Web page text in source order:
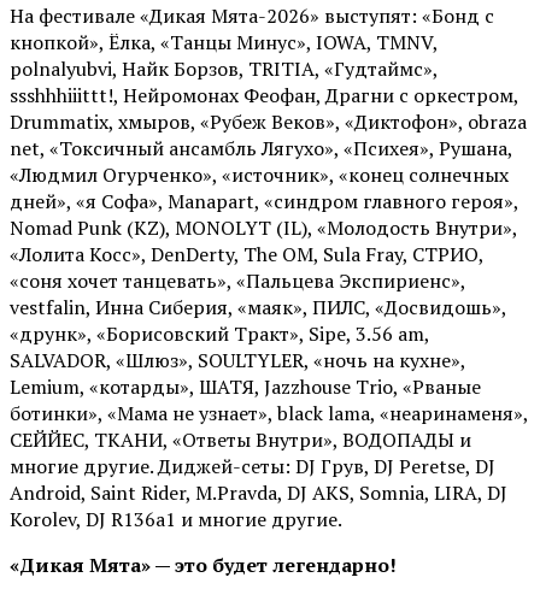
На фестивале «Дикая Мята-2026» выступят: «Бонд с
кнопкой», Ёлка, «Танцы Минус», IOWA, TMNV,
polnalyubvi, Найк Борзов, TRITIA, «Гудтаймс»,
ssshhhiiittt!, Нейромонах Феофан, Драгни с оркестром,
Drummatix, хмыров, «Рубеж Веков», «Диктофон», obraza
net, «Токсичный ансамбль Лягухо», «Психея», Рушана,
«Людмил Огурченко», «источник», «конец солнечных
дней», «я Софа», Manapart, «синдром главного героя»,
Nomad Punk (KZ), MONOLYT (IL), «Молодость Внутри»,
«Лолита Косс», DenDerty, The OM, Sula Fray, СТРИО,
«соня хочет танцевать», «Пальцева Экспириенс»,
vestfalin, Инна Сиберия, «маяк», ПИЛС, «Досвидошь»,
«друнк», «Борисовский Тракт», Sipe, 3.56 am,
SALVADOR, «Шлюз», SOULTYLER, «ночь на кухне»,
Lemium, «котарды», ШАТЯ, Jazzhouse Trio, «Рваные
ботинки», «Мама не узнает», black lama, «неаринаменя»,
СЕЙЙЕС, ТКАНИ, «Ответы Внутри», ВОДОПАДЫ и
многие другие. Диджей-сеты: DJ Грув, DJ Peretse, DJ
Android, Saint Rider, М.Pravda, DJ AKS, Somnia, LIRA, DJ
Korolev, DJ R136a1 и многие другие.
«Дикая Мята» — это будет легендарно!